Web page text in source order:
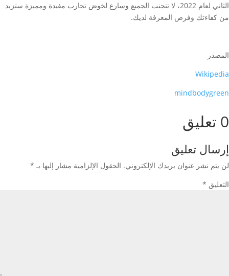
الثاني لعام 2022، لا تتجنب الجميع وسارع لخوض تجارب مفيدة ومميزة ستزيد
من كفاءتك وفرص المعرفة لديك.
المصدر
Wikipedia
mindbodygreen
0 تعليق
إرسال تعليق
لن يتم نشر عنوان بريدك الإلكتروني. الحقول الإلزامية مشار إليها بـ *
التعليق *